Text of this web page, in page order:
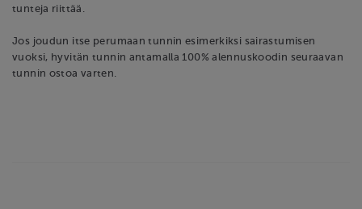
tunteja riittää.
Jos joudun itse perumaan tunnin esimerkiksi sairastumisen
vuoksi, hyvitän tunnin antamalla 100% alennuskoodin seuraavan
tunnin ostoa varten.